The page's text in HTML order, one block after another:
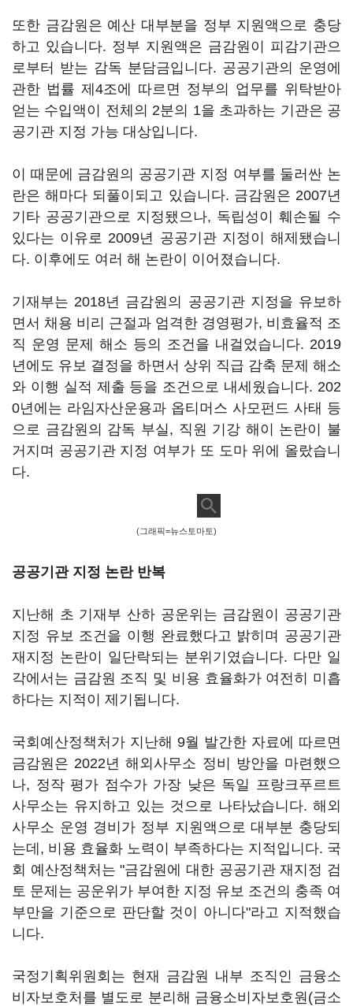
또한 금감원은 예산 대부분을 정부 지원액으로 충당
하고 있습니다. 정부 지원액은 금감원이 피감기관으
로부터 받는 감독 분담금입니다. 공공기관의 운영에
관한 법률 제4조에 따르면 정부의 업무를 위탁받아
얻는 수입액이 전체의 2분의 1을 초과하는 기관은 공
공기관 지정 가능 대상입니다.
이 때문에 금감원의 공공기관 지정 여부를 둘러싼 논
란은 해마다 되풀이되고 있습니다. 금감원은 2007년
기타 공공기관으로 지정됐으나, 독립성이 훼손될 수
있다는 이유로 2009년 공공기관 지정이 해제됐습니
다. 이후에도 여러 해 논란이 이어졌습니다.
기재부는 2018년 금감원의 공공기관 지정을 유보하
면서 채용 비리 근절과 엄격한 경영평가, 비효율적 조
직 운영 문제 해소 등의 조건을 내걸었습니다. 2019
년에도 유보 결정을 하면서 상위 직급 감축 문제 해소
와 이행 실적 제출 등을 조건으로 내세웠습니다. 202
0년에는 라임자산운용과 옵티머스 사모펀드 사태 등
으로 금감원의 감독 부실, 직원 기강 해이 논란이 불
거지며 공공기관 지정 여부가 또 도마 위에 올랐습니
다.
(그래픽=뉴스토마토)
공공기관 지정 논란 반복
지난해 초 기재부 산하 공운위는 금감원이 공공기관
지정 유보 조건을 이행 완료했다고 밝히며 공공기관
재지정 논란이 일단락되는 분위기였습니다. 다만 일
각에서는 금감원 조직 및 비용 효율화가 여전히 미흡
하다는 지적이 제기됩니다.
국회예산정책처가 지난해 9월 발간한 자료에 따르면
금감원은 2022년 해외사무소 정비 방안을 마련했으
나, 정작 평가 점수가 가장 낮은 독일 프랑크푸르트
사무소는 유지하고 있는 것으로 나타났습니다. 해외
사무소 운영 경비가 정부 지원액으로 대부분 충당되
는데, 비용 효율화 노력이 부족하다는 지적입니다. 국
회 예산정책처는 "금감원에 대한 공공기관 재지정 검
토 문제는 공운위가 부여한 지정 유보 조건의 충족 여
부만을 기준으로 판단할 것이 아니다"라고 지적했습
니다.
국정기획위원회는 현재 금감원 내부 조직인 금융소
비자보호처를 별도로 분리해 금융소비자보호원(금소